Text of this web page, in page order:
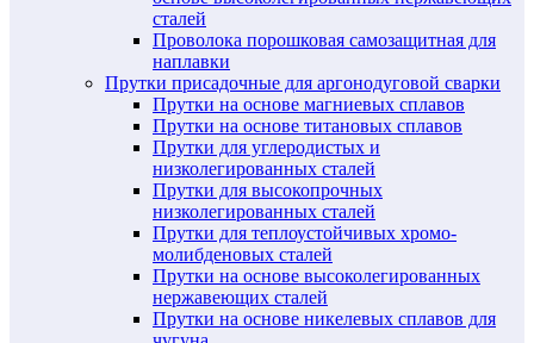
сталей
Проволока порошковая самозащитная для
наплавки
Прутки присадочные для аргонодуговой сварки
Прутки на основе магниевых сплавов
Прутки на основе титановых сплавов
Прутки для углеродистых и
низколегированных сталей
Прутки для высокопрочных
низколегированных сталей
Прутки для теплоустойчивых хромо-
молибденовых сталей
Прутки на основе высоколегированных
нержавеющих сталей
Прутки на основе никелевых сплавов для